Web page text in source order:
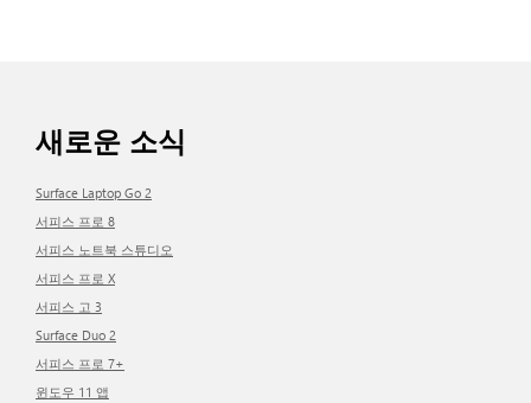
새로운 소식
Surface Laptop Go 2
서피스 프로 8
서피스 노트북 스튜디오
서피스 프로 X
서피스 고 3
Surface Duo 2
서피스 프로 7+
윈도우 11 앱